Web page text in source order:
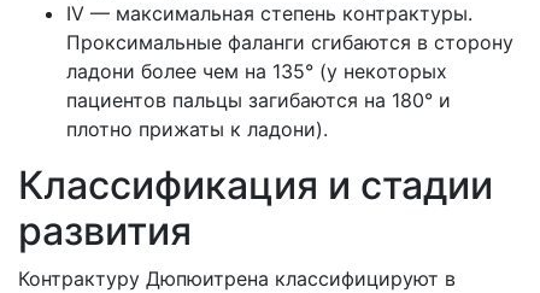
IV — максимальная степень контрактуры.
Проксимальные фаланги сгибаются в сторону
ладони более чем на 135° (у некоторых
пациентов пальцы загибаются на 180° и
плотно прижаты к ладони).
Классификация и стадии
развития
Контрактуру Дюпюитрена классифицируют в